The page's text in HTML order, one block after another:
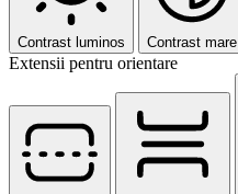
Contrast luminos Contrast mare
Extensii pentru orientare